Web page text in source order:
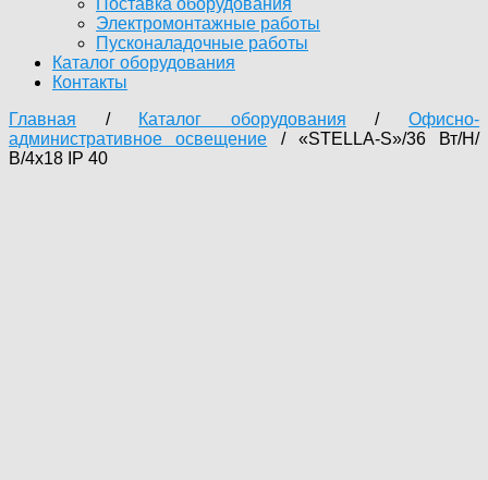
Поставка оборудования
Электромонтажные работы
Пусконаладочные работы
Каталог оборудования
Контакты
Главная / Каталог оборудования /Офисно-
административное освещение / «STELLA-S»/36 Вт/Н/
В/4х18 IP 40